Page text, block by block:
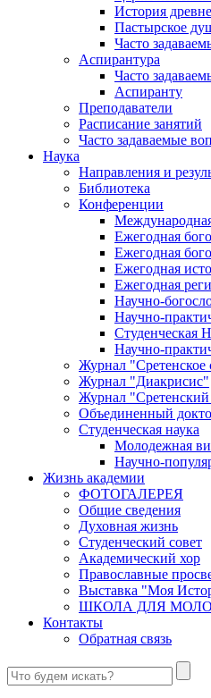
История
Пастырское
Часто
Аспирантура
Часто
Аспиранту
Преподаватели
Расписание занятий
Часто задаваемые
Наука
Направления и
Библиотека
Конференции
Ежегодная
Ежегодная
Ежегодная
Ежегодная
Научно-
Научно-
Студенческая
Научно-
Журнал "Сретенское
Журнал "Диакрисис"
Журнал
Объединенный
Студенческая наука
Молодежная
Научно-
Жизнь академии
ФОТОГАЛЕРЕЯ
Общие сведения
Духовная жизнь
Студенческий совет
Академический хор
Православные
Выставка "Моя
ШКОЛА ДЛЯ
Контакты
Обратная связь